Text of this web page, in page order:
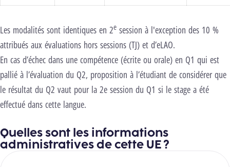
Les modalités sont identiques en 2e session à l'exception des 10 %
attribués aux évaluations hors sessions (TJ) et d’eLAO.
En cas d’échec dans une compétence (écrite ou orale) en Q1 qui est
pallié à l’évaluation du Q2, proposition à l’étudiant de considérer que
le résultat du Q2 vaut pour la 2e session du Q1 si le stage a été
effectué dans cette langue.
Quelles sont les informations
administratives de cette UE ?